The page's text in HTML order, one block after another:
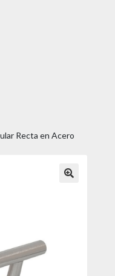
Recta en Acero